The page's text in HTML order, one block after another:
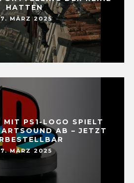
HATTEN
MÄRZ 2025
PS1-LOGO SPIELT
AB – JETZT
MÄRZ 2025